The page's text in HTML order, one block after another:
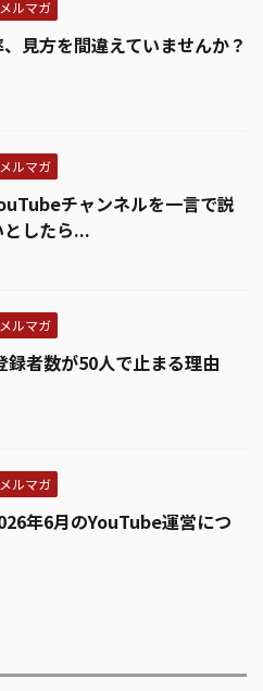
メルマガ
見方を間違えていませんか？
メルマガ
チャンネルを一言で説
したら...
メルマガ
者数が50人で止まる理由
メルマガ
年6月のYouTube運営につ